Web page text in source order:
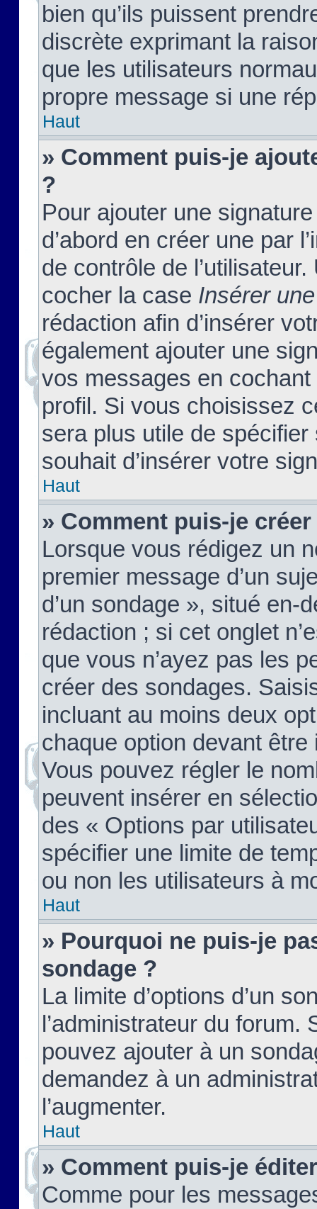
bien qu’ils puissent
discrète exprimant la
que les utilisateurs
propre message si une
Haut
» Comment puis-je
?
Pour ajouter une
d’abord en créer une par
de contrôle de
cocher la case Insérer
rédaction afin d’insérer
également ajouter une
vos messages en
profil. Si vous choisissez
sera plus utile de
souhait d’insérer votre
Haut
» Comment puis-je
Lorsque vous rédigez un
premier message d’un
d’un sondage », situé en-
rédaction ; si cet onglet
que vous n’ayez pas les
créer des sondages.
incluant au moins deux
chaque option devant
Vous pouvez régler le
peuvent insérer en
des « Options par
spécifier une limite de
ou non les utilisateurs à
Haut
» Pourquoi ne puis-je
sondage ?
La limite d’options d’un
l’administrateur du forum.
pouvez ajouter à un
demandez à un
l’augmenter.
Haut
» Comment puis-je
Comme pour les